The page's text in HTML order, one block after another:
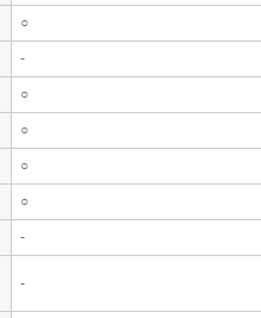
○
-
○
○
○
○
-
-